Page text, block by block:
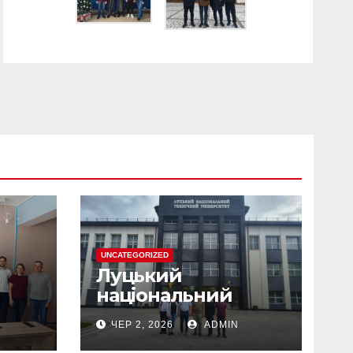
UNCATEGORIZED
Луцький
національний
технічний
університет
ЧЕР 2, 2026 ADMIN